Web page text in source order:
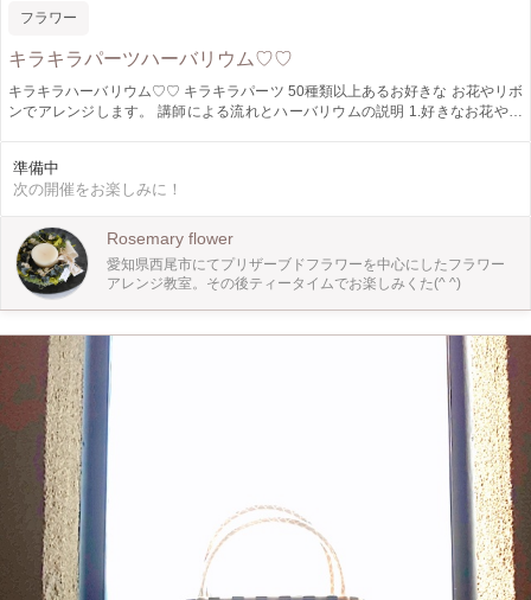
フラワー
キラキラパーツハーバリウム♡♡
キラキラハーバリウム♡♡ キラキラパーツ 50種類以上あるお好きな お花やリボ
ンでアレンジします。 講師による流れとハーバリウムの説明 1.好きなお花やリ
準備中
次の開催をお楽しみに！
Rosemary flower
愛知県西尾市にてプリザーブドフラワーを中心にしたフラワー
アレンジ教室。その後ティータイムでお楽しみくた(^ ^)